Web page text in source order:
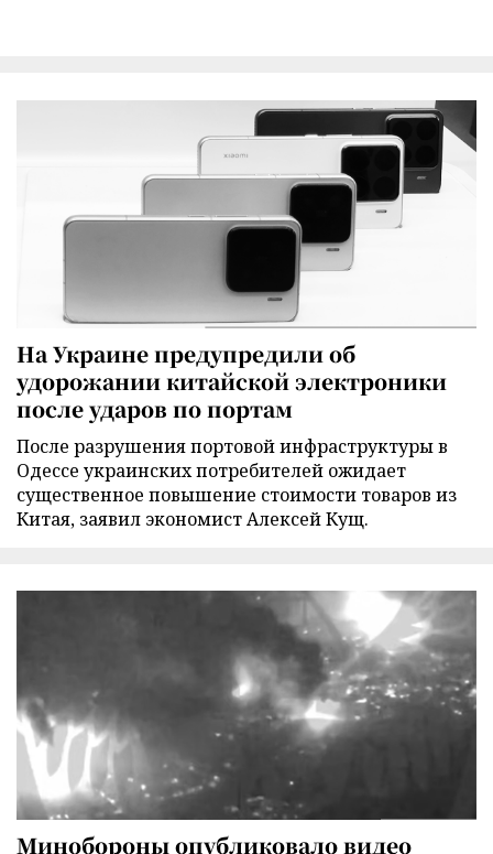
На Украине предупредили об
удорожании китайской электроники
после ударов по портам
После разрушения портовой инфраструктуры в
Одессе украинских потребителей ожидает
существенное повышение стоимости товаров из
Китая, заявил экономист Алексей Кущ.
Минобороны опубликовало видео